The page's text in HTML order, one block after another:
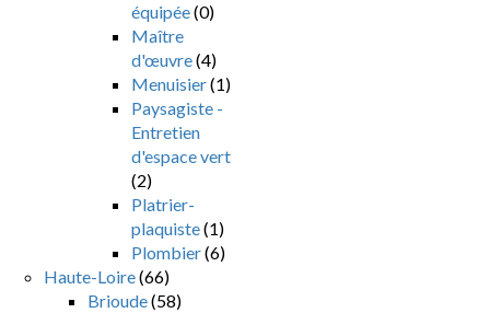
équipée(0)
Maître
d'œuvre(4)
Menuisier(1)
Paysagiste -
Entretien
d'espace vert
(2)
Platrier-
plaquiste(1)
Plombier(6)
Haute-Loire(66)
Brioude(58)